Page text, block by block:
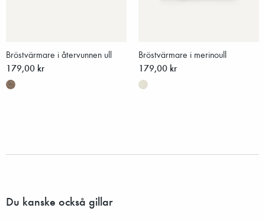
Bröstvärmare i återvunnen ull
179,00 kr
Bröstvärmare i merinoull
179,00 kr
Du kanske också gillar